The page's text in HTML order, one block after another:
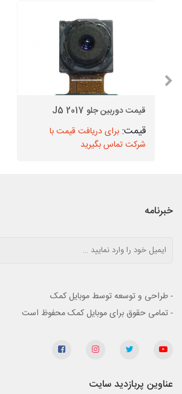
قیمت دوربین جلو J5 2017
برای دریافت قیمت با
شرکت تماس بگیرید
خبرنامه
- طراحی و توسعه توسط موبایل کمک
- تمامی حقوق برای موبایل کمک محفوظ است
عناوین پربازدید سایت